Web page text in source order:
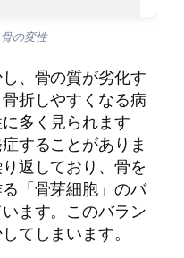
の変性
、骨の質が劣化す
折しやすくなる病
多く見られます
することがありま
返しており、骨を
「骨芽細胞」のバ
ます。このバラン
てしまいます。